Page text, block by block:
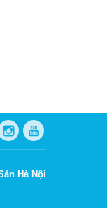
Hà Nội